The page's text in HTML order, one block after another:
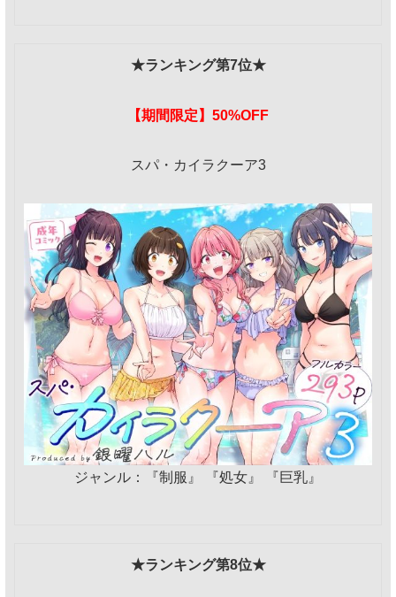
★ランキング第7位★
【期間限定】50%OFF
スパ・カイラクーア3
ジャンル：『制服』 『処女』 『巨乳』
★ランキング第8位★